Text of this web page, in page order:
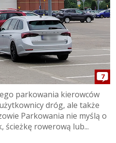
7
parkowania kierowców
dróg, ale także
Parkowania nie myślą o
ścieżkę rowerową lub...